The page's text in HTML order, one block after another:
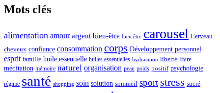
Mots clés
alimentation amour argent bien-être bien être carousel Cerveau
cheveux confiance consommation corps Développement personnel
esprit famille huile essentielle huiles essentielles hydratation liberté livre
méditation mémoire naturel organisation peau poids positif psychologie
régime santé shopping soin solution sommeil sport stress sucré